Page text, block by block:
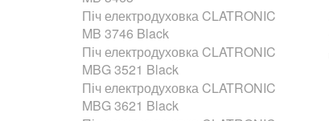
Піч електродуховка CLATRONIC
MB 3746 Black
Піч електродуховка CLATRONIC
MBG 3521 Black
Піч електродуховка CLATRONIC
MBG 3621 Black